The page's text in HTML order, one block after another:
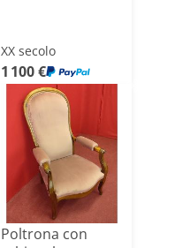
XX secolo
1 100 €
Poltrona con